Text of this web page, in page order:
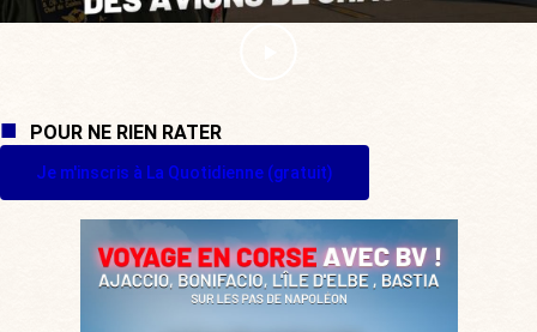
POUR NE RIEN RATER
Je m'inscris à La Quotidienne (gratuit)